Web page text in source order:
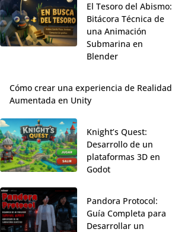
El Tesoro del Abismo:
Bitácora Técnica de
una Animación
Submarina en
Blender
Cómo crear una experiencia de Realidad
Aumentada en Unity
Knight’s Quest:
Desarrollo de un
plataformas 3D en
Godot
Pandora Protocol:
Guía Completa para
Desarrollar un